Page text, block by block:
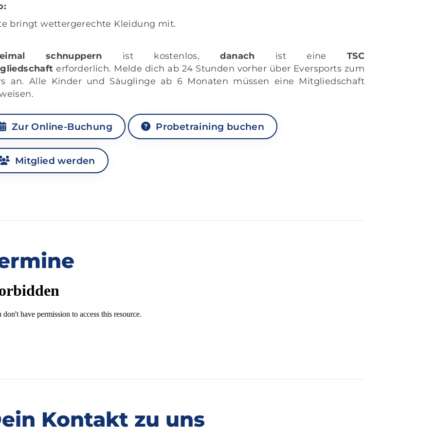
bringt wettergerechte Kleidung mit.
schnuppern ist kostenlos,danach ist eine TSC
erforderlich. Melde dich ab 24 Stunden vorher über Eversports zum
an. Alle Kinder und Säuglinge ab 6 Monaten müssen eine Mitgliedschaft
Zur Online-Buchung Probetraining buchen
Mitglied werden
Kontakt zu uns